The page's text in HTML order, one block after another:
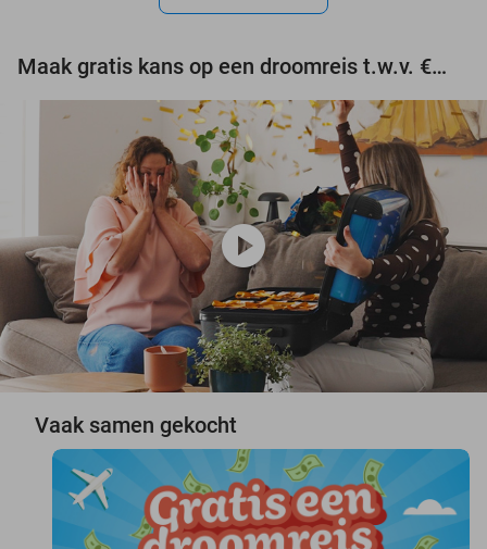
Maak gratis kans op een droomreis t.w.v. €3.000!
play_circle
Vaak samen gekocht